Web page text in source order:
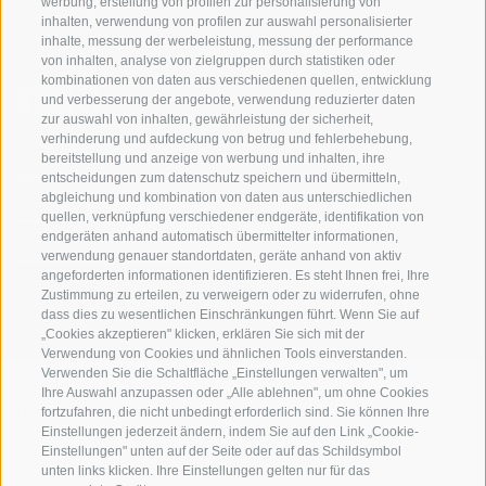
inhalten, verwendung von profilen zur auswahl personalisierter
inhalte, messung der werbeleistung, messung der performance
von inhalten, analyse von zielgruppen durch statistiken oder
kombinationen von daten aus verschiedenen quellen, entwicklung
und verbesserung der angebote, verwendung reduzierter daten
zur auswahl von inhalten, gewährleistung der sicherheit,
verhinderung und aufdeckung von betrug und fehlerbehebung,
bereitstellung und anzeige von werbung und inhalten, ihre
entscheidungen zum datenschutz speichern und übermitteln,
abgleichung und kombination von daten aus unterschiedlichen
quellen, verknüpfung verschiedener endgeräte, identifikation von
endgeräten anhand automatisch übermittelter informationen,
verwendung genauer standortdaten, geräte anhand von aktiv
angeforderten informationen identifizieren. Es steht Ihnen frei, Ihre
Zustimmung zu erteilen, zu verweigern oder zu widerrufen, ohne
dass dies zu wesentlichen Einschränkungen führt. Wenn Sie auf
„Cookies akzeptieren" klicken, erklären Sie sich mit der
Verwendung von Cookies und ähnlichen Tools einverstanden.
Verwenden Sie die Schaltfläche „Einstellungen verwalten", um
Ihre Auswahl anzupassen oder „Alle ablehnen", um ohne Cookies
fortzufahren, die nicht unbedingt erforderlich sind. Sie können Ihre
Einstellungen jederzeit ändern, indem Sie auf den Link „Cookie-
Einstellungen" unten auf der Seite oder auf das Schildsymbol
unten links klicken. Ihre Einstellungen gelten nur für das
St. Martin 10a I-39030 Gsiesertal
Sei jederzeit informiert und up to date!
NEWSLETTER
Unterkünfte
Hotel
Garni/B&B
Themen
Die Region
Aktiv erleben
Service
Anreise
Mobility Center